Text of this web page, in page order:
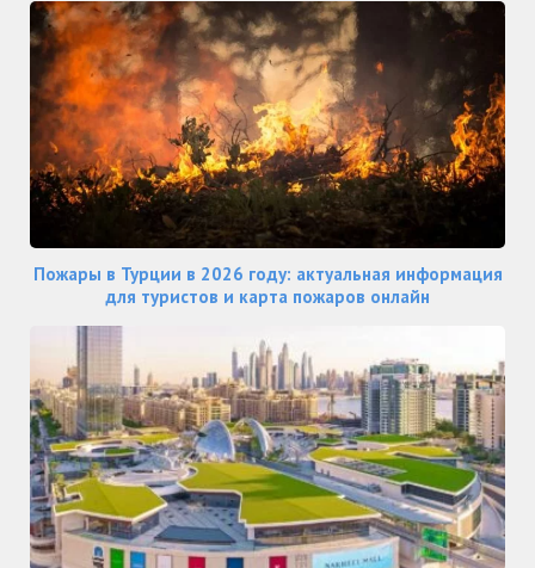
Пожары в Турции в 2026 году: актуальная информация
для туристов и карта пожаров онлайн